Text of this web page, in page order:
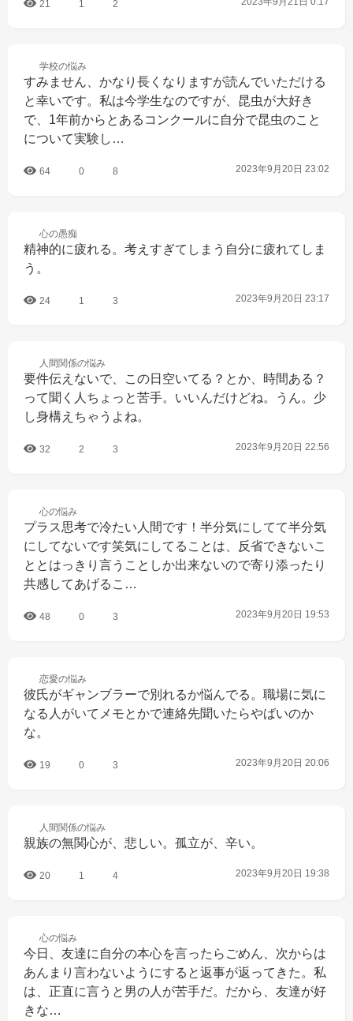
21 1 2
学校の悩み
すみません、かなり長くなりますが読んでいただける
と幸いです。私は今学生なのですが、昆虫が大好き
で、1年前からとあるコンクールに自分で昆虫のこと
について実験し…
64 0 8 2023年9月20日 23:02
心の愚痴
精神的に疲れる。考えすぎてしまう自分に疲れてしま
う。
24 1 3 2023年9月20日 23:17
人間関係の悩み
要件伝えないで、この日空いてる？とか、時間ある？
って聞く人ちょっと苦手。いいんだけどね。うん。少
し身構えちゃうよね。
32 2 3 2023年9月20日 22:56
心の悩み
プラス思考で冷たい人間です！半分気にしてて半分気
にしてないです笑気にしてることは、反省できないこ
ととはっきり言うことしか出来ないので寄り添ったり
共感してあげるこ…
48 0 3 2023年9月20日 19:53
恋愛の悩み
彼氏がギャンブラーで別れるか悩んでる。職場に気に
なる人がいてメモとかで連絡先聞いたらやばいのか
な。
19 0 3 2023年9月20日 20:06
人間関係の悩み
親族の無関心が、悲しい。孤立が、辛い。
20 1 4 2023年9月20日 19:38
心の悩み
今日、友達に自分の本心を言ったらごめん、次からは
あんまり言わないようにすると返事が返ってきた。私
は、正直に言うと男の人が苦手だ。だから、友達が好
きな…